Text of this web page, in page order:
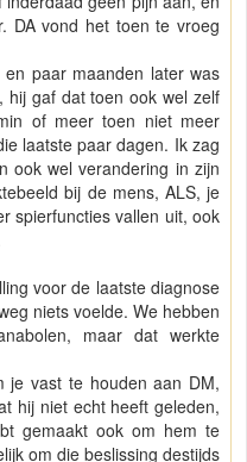
DA vond het toen te vroeg
paar maanden later was
hij gaf dat toen ook wel zelf
of meer toen niet meer
laatste paar dagen. Ik zag
ook wel verandering in zijn
bij de mens, ALS, je
spierfuncties vallen uit, ook
voor de laatste diagnose
niets voelde. We hebben
maar dat werkte
je vast te houden aan DM,
hij niet echt heeft geleden,
gemaakt ook om hem te
om die beslissing destijds